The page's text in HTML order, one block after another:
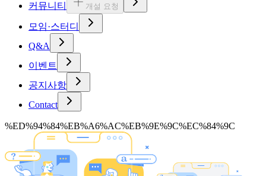
커뮤니티 개설 요청
모임·스터디
Q&A
이벤트
공지사항
Contact
%ED%94%84%EB%A6%AC%EB%9E%9C%EC%84%9C